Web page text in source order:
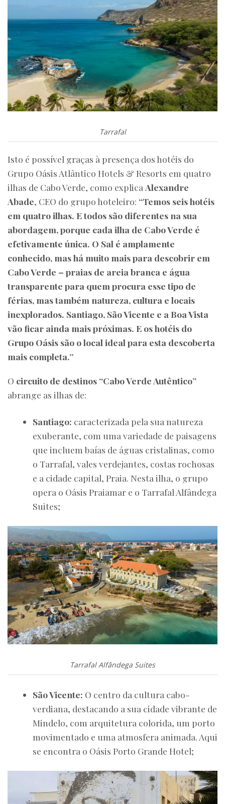
Tarrafal
Isto é possível graças à presença dos hotéis do
Grupo Oásis Atlântico Hotels & Resorts em quatro
ilhas de Cabo Verde, como explica Alexandre
Abade, CEO do grupo hoteleiro: “Temos seis hotéis
em quatro ilhas. E todos são diferentes na sua
abordagem, porque cada ilha de Cabo Verde é
efetivamente única. O Sal é amplamente
conhecido, mas há muito mais para descobrir em
Cabo Verde – praias de areia branca e água
transparente para quem procura esse tipo de
férias, mas também natureza, cultura e locais
inexplorados. Santiago, São Vicente e a Boa Vista
vão ficar ainda mais próximas. E os hotéis do
Grupo Oásis são o local ideal para esta descoberta
mais completa.”
O circuito de destinos “Cabo Verde Autêntico”
abrange as ilhas de:
Santiago: caracterizada pela sua natureza
exuberante, com uma variedade de paisagens
que incluem baías de águas cristalinas, como
o Tarrafal, vales verdejantes, costas rochosas
e a cidade capital, Praia. Nesta ilha, o grupo
opera o Oásis Praiamar e o Tarrafal Alfândega
Suites;
Tarrafal Alfândega Suites
São Vicente: O centro da cultura cabo-
verdiana, destacando a sua cidade vibrante de
Mindelo, com arquitetura colorida, um porto
movimentado e uma atmosfera animada. Aqui
se encontra o Oásis Porto Grande Hotel;